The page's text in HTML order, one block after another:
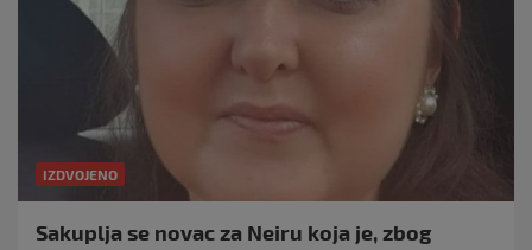
IZDVOJENO
Sakuplja se novac za Neiru koja je, zbog